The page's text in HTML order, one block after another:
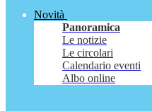
Novità
Panoramica
Le notizie
Le circolari
Calendario eventi
Albo online